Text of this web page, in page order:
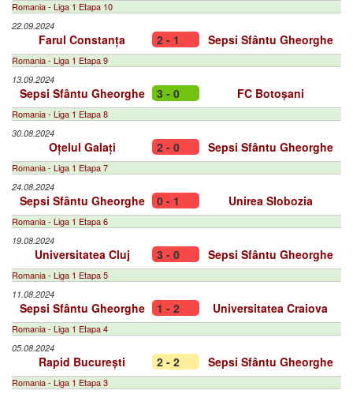
Romania - Liga 1 Etapa 10
22.09.2024
Farul Constanța 2 - 1 Sepsi Sfântu Gheorghe
Romania - Liga 1 Etapa 9
13.09.2024
Sepsi Sfântu Gheorghe 3 - 0 FC Botoșani
Romania - Liga 1 Etapa 8
30.08.2024
Oțelul Galați 2 - 0 Sepsi Sfântu Gheorghe
Romania - Liga 1 Etapa 7
24.08.2024
Sepsi Sfântu Gheorghe 0 - 1 Unirea Slobozia
Romania - Liga 1 Etapa 6
19.08.2024
Universitatea Cluj 3 - 0 Sepsi Sfântu Gheorghe
Romania - Liga 1 Etapa 5
11.08.2024
Sepsi Sfântu Gheorghe 1 - 2 Universitatea Craiova
Romania - Liga 1 Etapa 4
05.08.2024
Rapid București 2 - 2 Sepsi Sfântu Gheorghe
Romania - Liga 1 Etapa 3